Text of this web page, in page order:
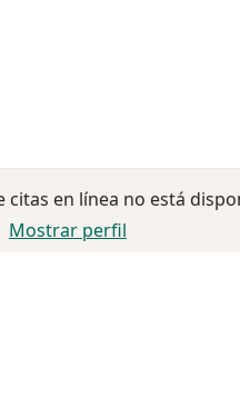
citas en línea no está
Mostrar perfil